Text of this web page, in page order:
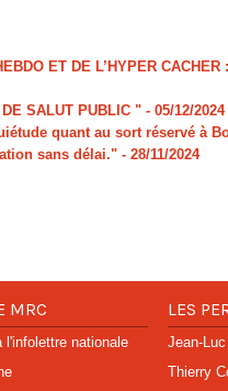
ET DE L’HYPER CACHER
DE SALUT PUBLIC " - 05/12/2024
quant au sort réservé à
sans délai." - 28/11/2024
MRC
l'infolettre nationale
LES
Jean-
Thierry